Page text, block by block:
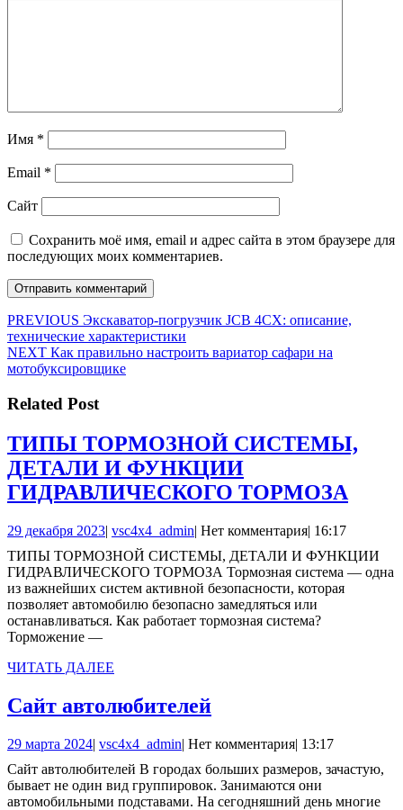
Имя *
Email *
Сайт
Сохранить моё имя, email и адрес сайта в этом браузере для
последующих моих комментариев.
Навигация
по
записям
PREVIOUS Предыдущая
запись:
Экскаватор-погрузчик JCB 4CX: описание,
технические характеристики
NEXT Следующая
запись:
Как правильно настроить вариатор сафари на
мотобуксировщике
Related Post
ТИПЫ ТОРМОЗНОЙ СИСТЕМЫ,
ДЕТАЛИ И ФУНКЦИИ
ГИДРАВЛИЧЕСКОГО ТОРМОЗА
29 декабря 202329
декабря
2023
| vsc4x4_adminvsc4x4_admin
| Нет комментария| 16:17
ТИПЫ ТОРМОЗНОЙ СИСТЕМЫ, ДЕТАЛИ И ФУНКЦИИ
ГИДРАВЛИЧЕСКОГО ТОРМОЗА Тормозная система — одна
из важнейших систем активной безопасности, которая
позволяет автомобилю безопасно замедляться или
останавливаться. Как работает тормозная система?
Торможение —
ЧИТАТЬ ДАЛЕЕ
Сайт автолюбителейСайт
29 марта 202429
2024
| vsc4x4_adminvsc4x4_admin
| Нет комментария| 13:17
Сайт автолюбителей В городах больших размеров, зачастую,
бывает не один вид группировок. Занимаются они
автомобильными подставами. На сегодняшний день многие